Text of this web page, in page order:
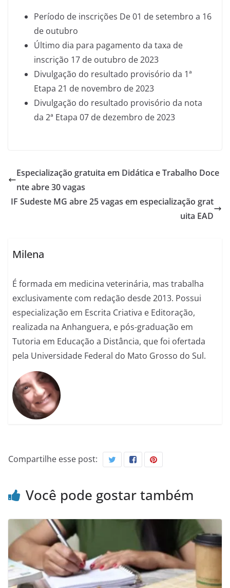
Período de inscrições De 01 de setembro a 16
de outubro
Último dia para pagamento da taxa de
inscrição 17 de outubro de 2023
Divulgação do resultado provisório da 1ª
Etapa 21 de novembro de 2023
Divulgação do resultado provisório da nota
da 2ª Etapa 07 de dezembro de 2023
Especialização gratuita em Didática e Trabalho Doce
nte abre 30 vagas
IF Sudeste MG abre 25 vagas em especialização grat
uita EAD
Milena
É formada em medicina veterinária, mas trabalha
exclusivamente com redação desde 2013. Possui
especialização em Escrita Criativa e Editoração,
realizada na Anhanguera, e pós-graduação em
Tutoria em Educação a Distância, que foi ofertada
pela Universidade Federal do Mato Grosso do Sul.
Compartilhe esse post:
Você pode gostar também